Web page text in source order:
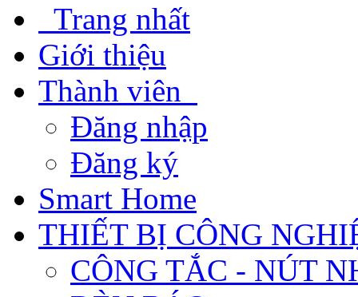
Trang nhất
Giới thiệu
Thành viên
Đăng nhập
Đăng ký
Smart Home
THIẾT BỊ CÔNG
CÔNG TẮC - NÚT